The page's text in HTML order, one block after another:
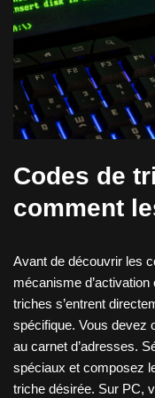
Codes de
comment
Avant de découvrir les
mécanisme
triches s’entrent
spécifique. Vous devez
au carnet d’adresses.
spéciaux et composez
triche désirée. Sur PC,